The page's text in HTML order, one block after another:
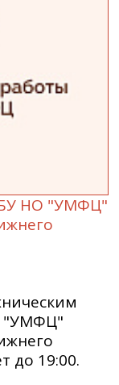
НО "УМФЦ"
"УМФЦ"
до 19:00.